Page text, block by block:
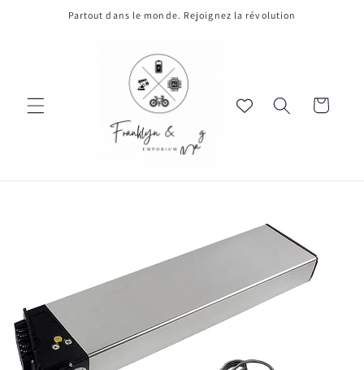
Partout dans le monde. Rejoignez la révolution
Panier